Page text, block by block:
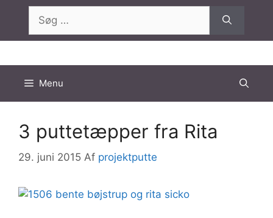
indhold
efter:
Menu
3 puttetæpper fra Rita
29. juni 2015 Af projektputte